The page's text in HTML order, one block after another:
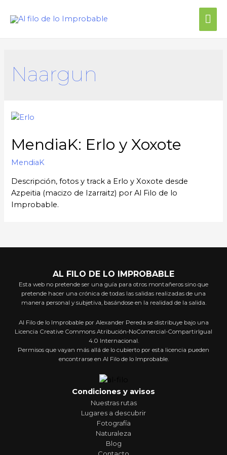
Naargun
MendiaK: Erlo y Xoxote
MendiaK
Descripción, fotos y track a Erlo y Xoxote desde
Azpeitia (macizo de Izarraitz) por Al Filo de lo
Improbable.
AL FILO DE LO IMPROBABLE
Esta web no pretende ser una guía para otros montañeros sino que
pretende hacer una crónica de todas las salidas realizadas de una
manera personal y subjetiva, basándose en la realidad de la salida.
Al Filo de lo Improbable por Alexander Pereda se distribuye bajo una
Licencia Creative Commons Atribución-NoComercial-CompartirIgual
4.0 Internacional.
Permisos que vayan más allá de lo cubierto por esta licencia pueden
encontrarse en Al Filo de lo Improbable.
Condiciones y avisos
Nuestras rutas
Lugares a descubrir
Fotografía
Naturaleza
Blog